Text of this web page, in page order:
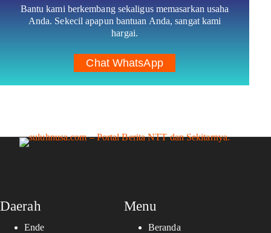
Bantu kami berkembang sekaligus memasarkan usaha
Anda. Sekecil apapun bantuan Anda, sangat kami
hargai.
Chat WhatsApp
Daerah
Ende
Menu
Beranda